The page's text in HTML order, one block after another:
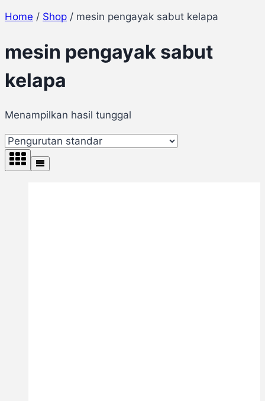
Home / Shop / mesin pengayak sabut kelapa
mesin pengayak sabut
kelapa
Menampilkan hasil tunggal